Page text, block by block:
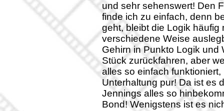
und sehr sehenswert! Den
finde ich zu einfach, denn
geht, bleibt die Logik häufig
verschiedene Weise
Gehirn in Punkto Logik und
Stück zurückfahren, aber
alles so einfach
Unterhaltung pur! Da ist es
Jennings alles so
Bond! Wenigstens ist es